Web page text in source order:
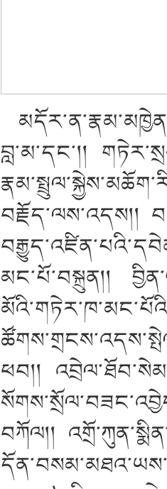
བླ་མ་དང་།།
བརྗོད་ལས་འདས།།
མང་པོ་བསྐྲུན།།
ཕབ།།
བཀོལ།།